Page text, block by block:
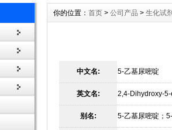
你的位置： 首页 > 公司产品 > 生化试
中文名: 5-乙基尿嘧啶
英文名: 2,4-Dihydroxy-
别名: 5-乙基尿嘧啶；